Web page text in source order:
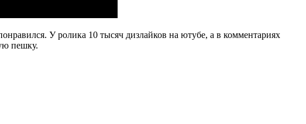
У ролика 10 тысяч дизлайков на ютубе, а в комментариях
пешку.